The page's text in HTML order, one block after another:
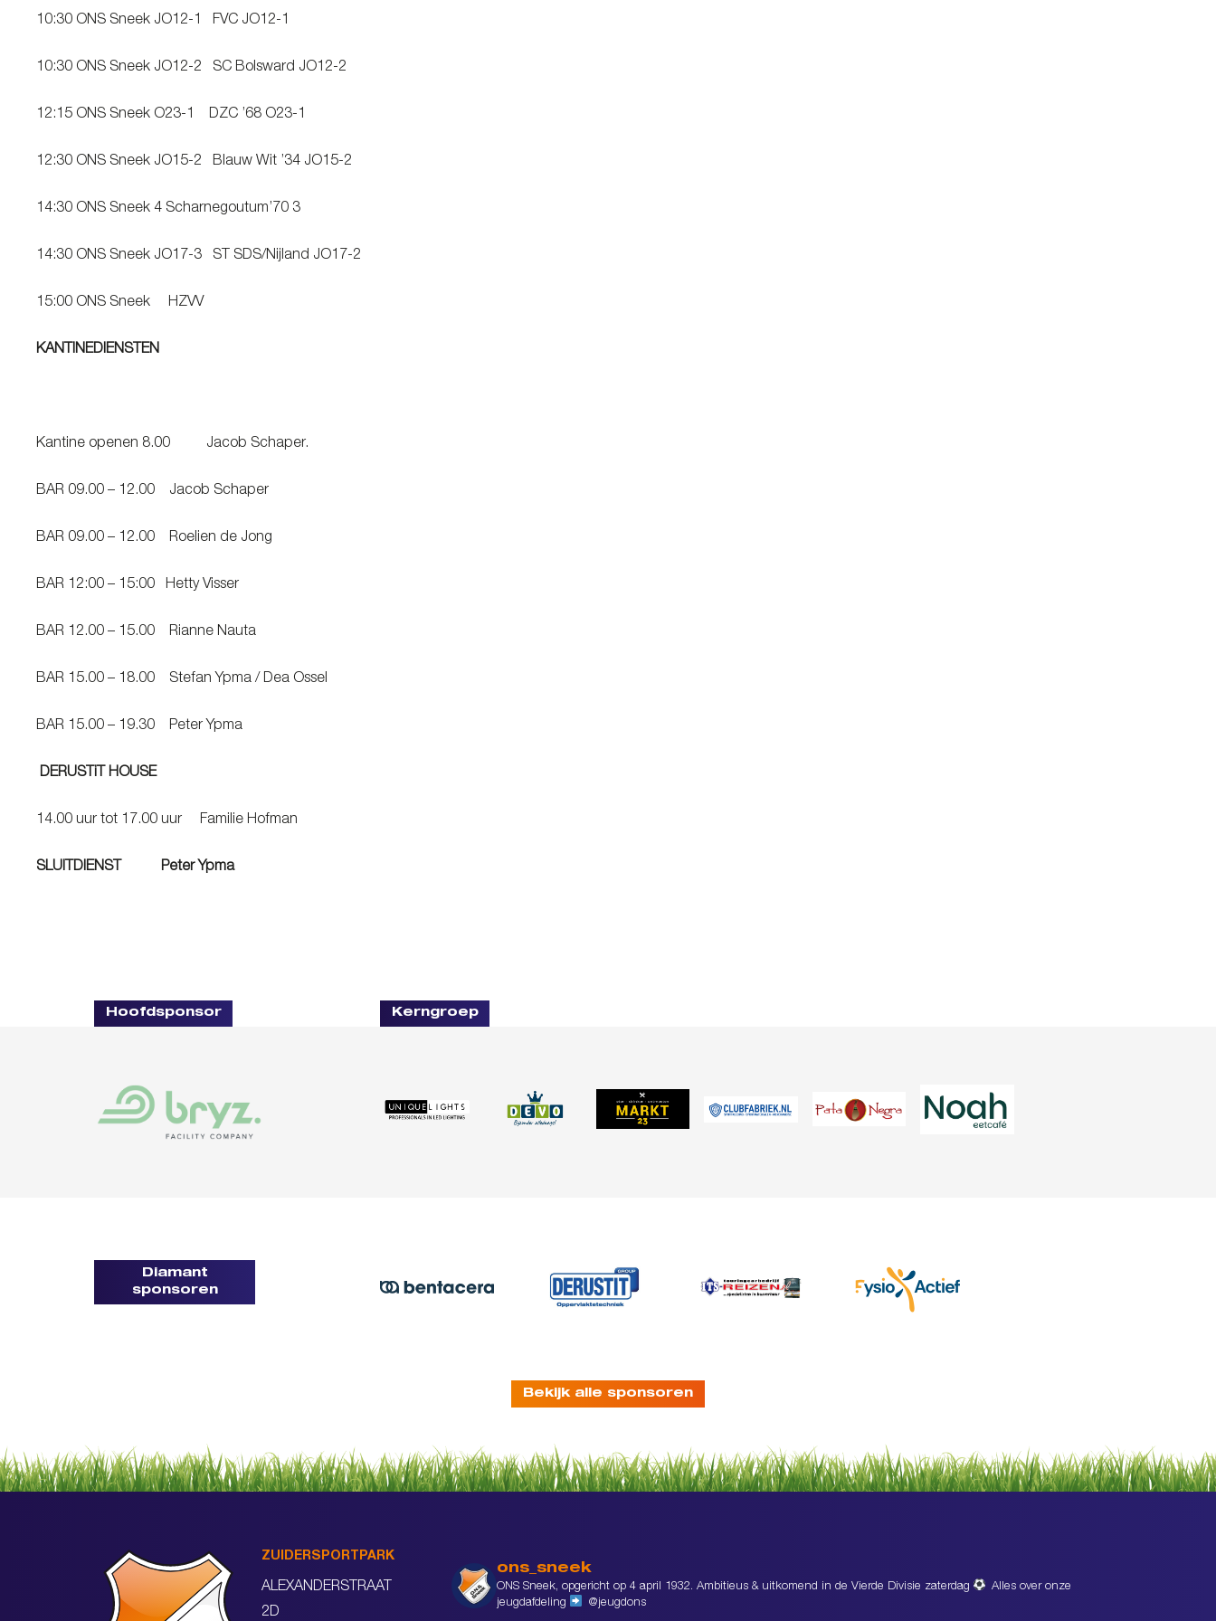
10:30 ONS Sneek JO12-1 FVC JO12-1
10:30 ONS Sneek JO12-2 SC Bolsward JO12-2
12:15 ONS Sneek O23-1 DZC ’68 O23-1
12:30 ONS Sneek JO15-2 Blauw Wit ’34 JO15-2
14:30 ONS Sneek 4 Scharnegoutum’70 3
14:30 ONS Sneek JO17-3 ST SDS/Nijland JO17-2
15:00 ONS Sneek HZVV
KANTINEDIENSTEN
Kantine openen 8.00 Jacob Schaper.
BAR 09.00 – 12.00 Jacob Schaper
BAR 09.00 – 12.00 Roelien de Jong
BAR 12:00 – 15:00 Hetty Visser
BAR 12.00 – 15.00 Rianne Nauta
BAR 15.00 – 18.00 Stefan Ypma / Dea Ossel
BAR 15.00 – 19.30 Peter Ypma
DERUSTiT HOUSE
14.00 uur tot 17.00 uur Familie Hofman
SLUITDIENST Peter Ypma
Hoofdsponsor Kerngroep
Diamant
sponsoren
Bekijk alle sponsoren
ZUIDERSPORTPARK
ALEXANDERSTRAAT
2D
ons_sneek
ONS Sneek, opgericht op 4 april 1932. Ambitieus & uitkomend in de Vierde Divisie zaterdag
Alles over onze
jeugdafdeling
@jeugdons